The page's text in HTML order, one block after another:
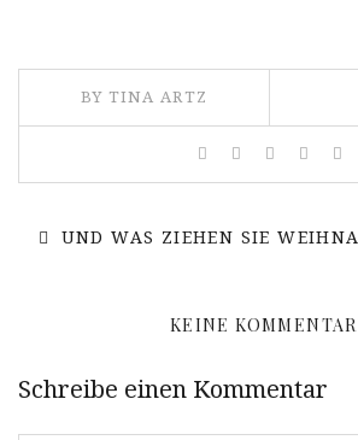
BY TINA ARTZ
UND WAS ZIEHEN SIE
KEINE
Schreibe einen Kommentar